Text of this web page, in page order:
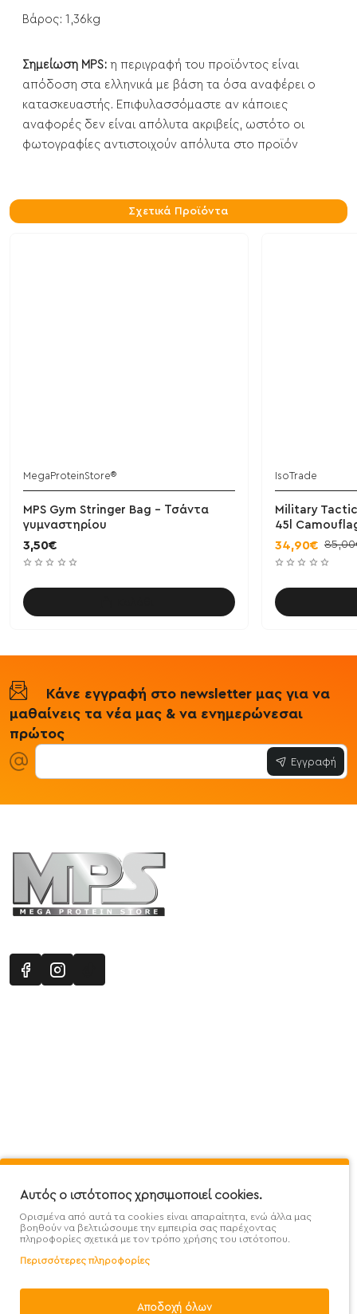
Βάρος: 1,36kg
Σημείωση MPS: η περιγραφή του προϊόντος είναι
απόδοση στα ελληνικά με βάση τα όσα αναφέρει ο
κατασκευαστής. Επιφυλασσόμαστε αν κάποιες
αναφορές δεν είναι απόλυτα ακριβείς, ωστότο οι
φωτογραφίες αντιστοιχούν απόλυτα στο προϊόν
Σχετικά Προϊόντα
MegaProteinStore®
MPS Gym Stringer Bag - Τσάντα
γυμναστηρίου
3,50€
IsoTrade
Military
45l
34,90€
Κάνε εγγραφή στο newsletter μας για να
μαθαίνεις τα νέα μας & να ενημερώνεσαι
πρώτος
Εγγραφή
Προσφορές - Clearence GDPR
Χονδρική
Αυτός ο ιστότοπος χρησιμοποιεί cookies.
Ορισμένα από αυτά τα cookies είναι απαραίτητα, ενώ άλλα μας
βοηθούν να βελτιώσουμε την εμπειρία σας παρέχοντας
πληροφορίες σχετικά με τον τρόπο χρήσης του ιστότοπου.
Περισσότερες πληροφορίες
Αποδοχή όλων